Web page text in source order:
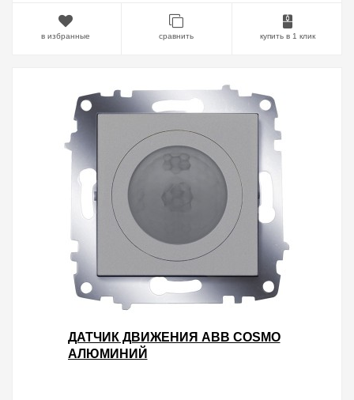
в избранные сравнить купить в 1 клик
ДАТЧИК ДВИЖЕНИЯ ABB COSMO
АЛЮМИНИЙ